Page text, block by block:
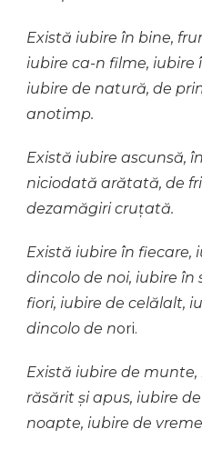
Există iubire în bine,
iubire ca-n filme, iubire
iubire de natură, de
anotimp.
Există iubire ascunsă,
niciodată arătată, de
dezamăgiri cruțată.
Există iubire în fiecare,
dincolo de noi, iubire
fiori, iubire de celălalt,
dincolo de nori.
Există iubire de
răsărit și apus, iubire
noapte, iubire de